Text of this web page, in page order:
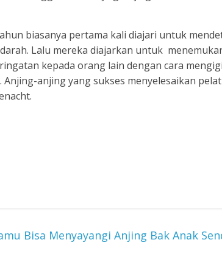
biasanya pertama kali diajari untuk
Lalu mereka diajarkan untuk
kepada orang lain dengan cara
anjing yang sukses menyelesaikan
Bisa Menyayangi Anjing Bak Anak